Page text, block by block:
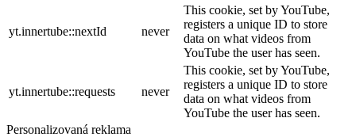
yt.innertube::nextId never
This cookie, set by YouTube,
registers a unique ID to store
data on what videos from
YouTube the user has seen.
yt.innertube::requests never
This cookie, set by YouTube,
registers a unique ID to store
data on what videos from
YouTube the user has seen.
Personalizovaná reklama